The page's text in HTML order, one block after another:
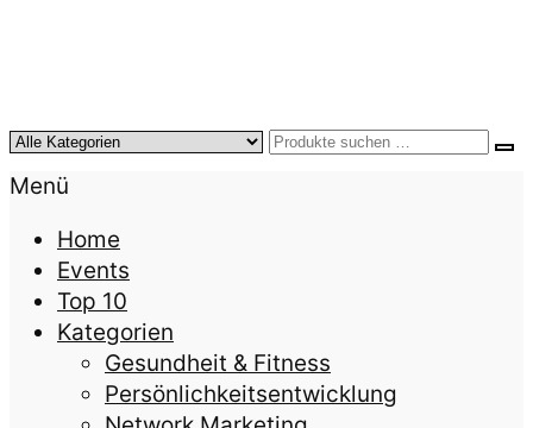
KursTipps.de
Weil Weiterbildung die beste Investition für mehr
Lebensqualität ist.
Menü
Home
Events
Top 10
Kategorien
Gesundheit & Fitness
Persönlichkeitsentwicklung